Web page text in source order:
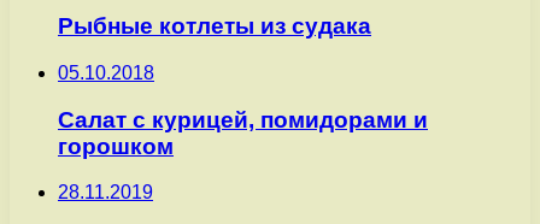
Рыбные котлеты из судака
05.10.2018
Салат с курицей, помидорами и
горошком
28.11.2019